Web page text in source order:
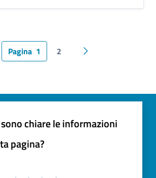
precedente
Pagina 1 2 Pagina successiva
chiare le informazioni
pagina?